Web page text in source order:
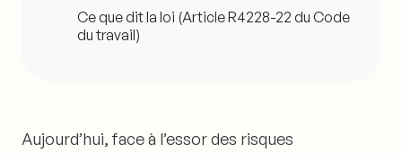
Ce que dit la loi (Article R4228-22 du Code
du travail)
Aujourd’hui, face à l’essor des risques